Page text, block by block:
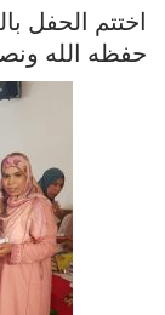
اختتم الحفل
حفظه الله